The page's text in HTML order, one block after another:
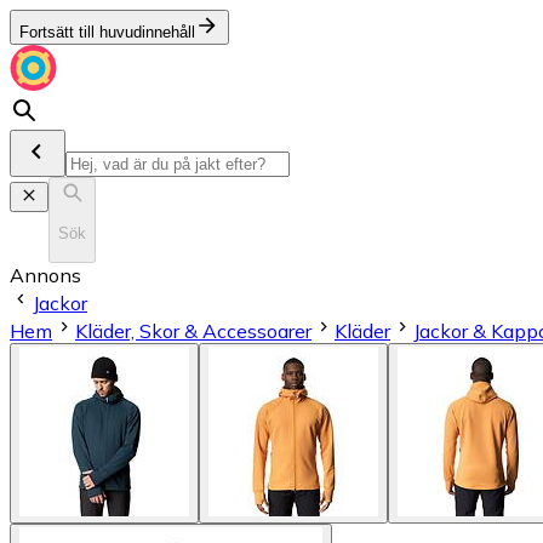
Fortsätt till huvudinnehåll
Sök
Annons
Jackor
Hem
Kläder, Skor & Accessoarer Kläder Jackor &